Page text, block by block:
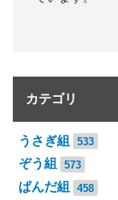
カテゴリ
うさぎ組 533
ぞう組 573
ぱんだ組 458